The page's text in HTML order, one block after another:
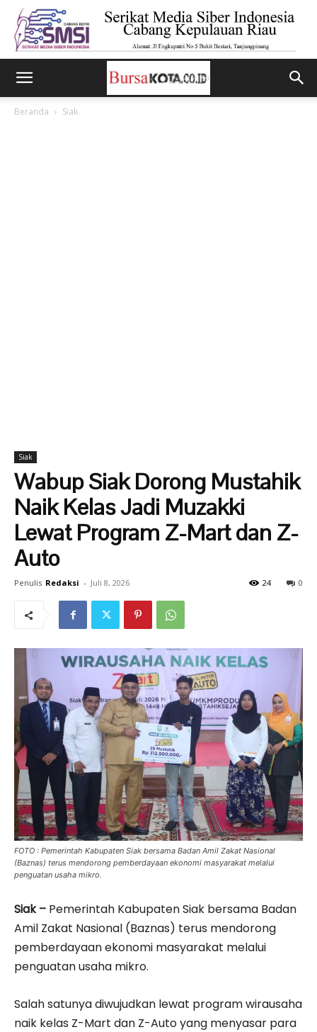
Beranda Siak
Siak
Wabup Siak Dorong Mustahik
Naik Kelas Jadi Muzakki
Lewat Program Z-Mart dan Z-
Auto
Penulis Redaksi - Juli 8, 2026 0
24
FOTO : Pemerintah Kabupaten Siak bersama Badan Amil Zakat Nasional
(Baznas) terus mendorong pemberdayaan ekonomi masyarakat melalui
penguatan usaha mikro.
Siak – Pemerintah Kabupaten Siak bersama Badan
Amil Zakat Nasional (Baznas) terus mendorong
pemberdayaan ekonomi masyarakat melalui
penguatan usaha mikro.
Salah satunya diwujudkan lewat program wirausaha
naik kelas Z-Mart dan Z-Auto yang menyasar para